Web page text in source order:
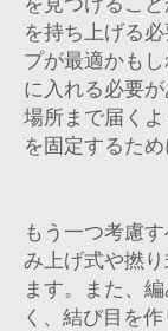
を持ち上げる
プが最適かも
に入れる必要
場所まで届く
を固定するた
もう一つ考慮
み上げ式や撚
ます。また、
く、結び目を